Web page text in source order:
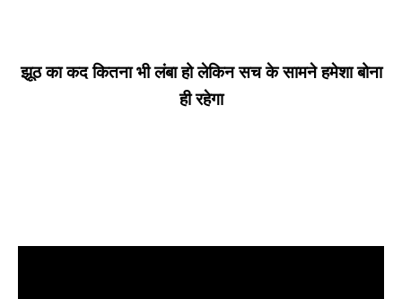
झूठ का कद कितना भी लंबा हो लेकिन सच के सामने हमेशा बोना
ही रहेगा